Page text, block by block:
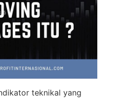
teknikal yang